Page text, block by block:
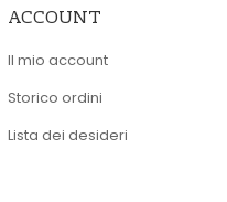
ACCOUNT
Il mio account
Storico ordini
Lista dei desideri